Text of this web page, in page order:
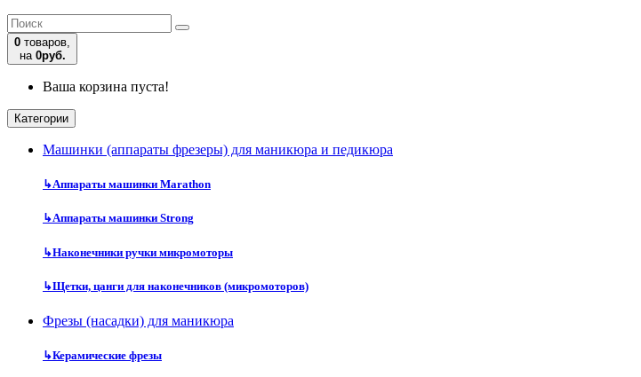
0 товаров,
на 0руб.
Ваша корзина пуста!
Категории
Машинки (аппараты фрезеры) для маникюра и педикюра
↳Аппараты машинки Marathon
↳Аппараты машинки Strong
↳Наконечники ручки микромоторы
↳Щетки, цанги для наконечников (микромоторов)
Фрезы (насадки) для маникюра
↳Керамические фрезы